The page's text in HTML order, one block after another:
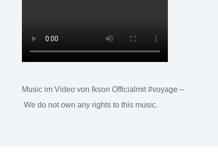
Music im Video von Ikson Officialmit #voyage –
We do not own any rights to this music.